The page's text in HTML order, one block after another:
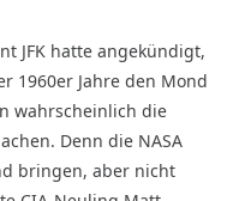
JFK hatte angekündigt,
1960er Jahre den Mond
wahrscheinlich die
Denn die NASA
bringen, aber nicht